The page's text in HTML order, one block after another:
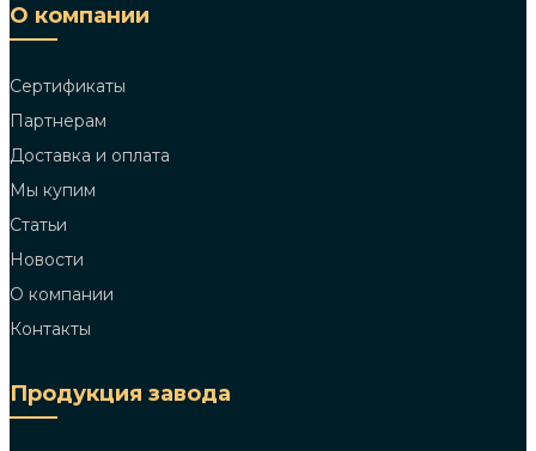
О компании
Сертификаты
Партнерам
Доставка и оплата
Мы купим
Статьи
Новости
О компании
Контакты
Продукция завода